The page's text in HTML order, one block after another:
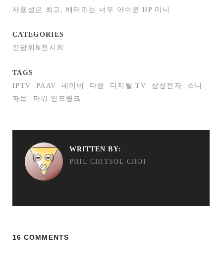
사용성은 최고, 배터리는 너무 아쉬운 HP 미니
CATEGORIES
간담회&전시회
TAGS
IPTV
PAAV 네이버 다음 디지털 TV 삼성전자
소니
파브
파워 인포링크
WRITTEN BY:
PHIL CHITSOL CHOI
16 COMMENTS